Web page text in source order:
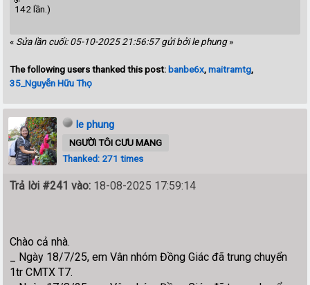
142 lần.)
« Sửa lần cuối: 05-10-2025 21:56:57 gửi bởi le phung»
The following users thanked this post: banbe6x,maitramtg,
35_Nguyễn Hữu Thọ
le phung
NGƯỜI TÔI CƯU MANG
Thanked: 271 times
Trả lời #241 vào: 18-08-2025 17:59:14
Chào cả nhà.
_ Ngày 18/7/25, em Vân nhóm Đồng Giác đã trung chuyển
1tr CMTX T7.